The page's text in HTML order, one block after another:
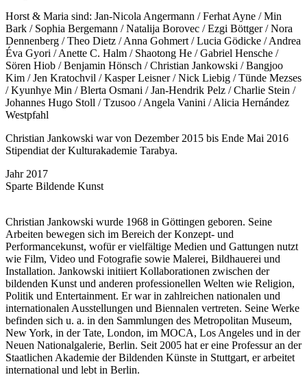
Horst & Maria sind: Jan-Nicola Angermann / Ferhat Ayne / Min
Bark / Sophia Bergemann / Natalija Borovec / Ezgi Böttger / Nora
Dennenberg / Theo Dietz / Anna Gohmert / Lucia Gödicke / Andrea
Éva Gyori / Anette C. Halm / Shaotong He / Gabriel Hensche /
Sören Hiob / Benjamin Hönsch / Christian Jankowski / Bangjoo
Kim / Jen Kratochvil / Kasper Leisner / Nick Liebig / Tünde Mezses
/ Kyunhye Min / Blerta Osmani / Jan-Hendrik Pelz / Charlie Stein /
Johannes Hugo Stoll / Tzusoo / Angela Vanini / Alicia Hernández
Westpfahl
Christian Jankowski war von Dezember 2015 bis Ende Mai 2016
Stipendiat der Kulturakademie Tarabya.
Jahr 2017
Sparte Bildende Kunst
Christian Jankowski wurde 1968 in Göttingen geboren. Seine
Arbeiten bewegen sich im Bereich der Konzept- und
Performancekunst, wofür er vielfältige Medien und Gattungen nutzt
wie Film, Video und Fotografie sowie Malerei, Bildhauerei und
Installation. Jankowski initiiert Kollaborationen zwischen der
bildenden Kunst und anderen professionellen Welten wie Religion,
Politik und Entertainment. Er war in zahlreichen nationalen und
internationalen Ausstellungen und Biennalen vertreten. Seine Werke
befinden sich u. a. in den Sammlungen des Metropolitan Museum,
New York, in der Tate, London, im MOCA, Los Angeles und in der
Neuen Nationalgalerie, Berlin. Seit 2005 hat er eine Professur an der
Staatlichen Akademie der Bildenden Künste in Stuttgart, er arbeitet
international und lebt in Berlin.